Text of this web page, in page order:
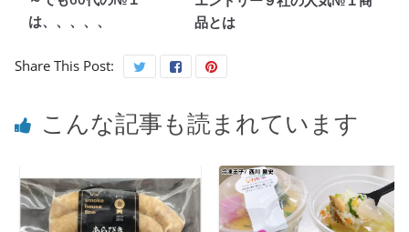
は、、、、、
品とは
Share This Post:
こんな記事も読まれています